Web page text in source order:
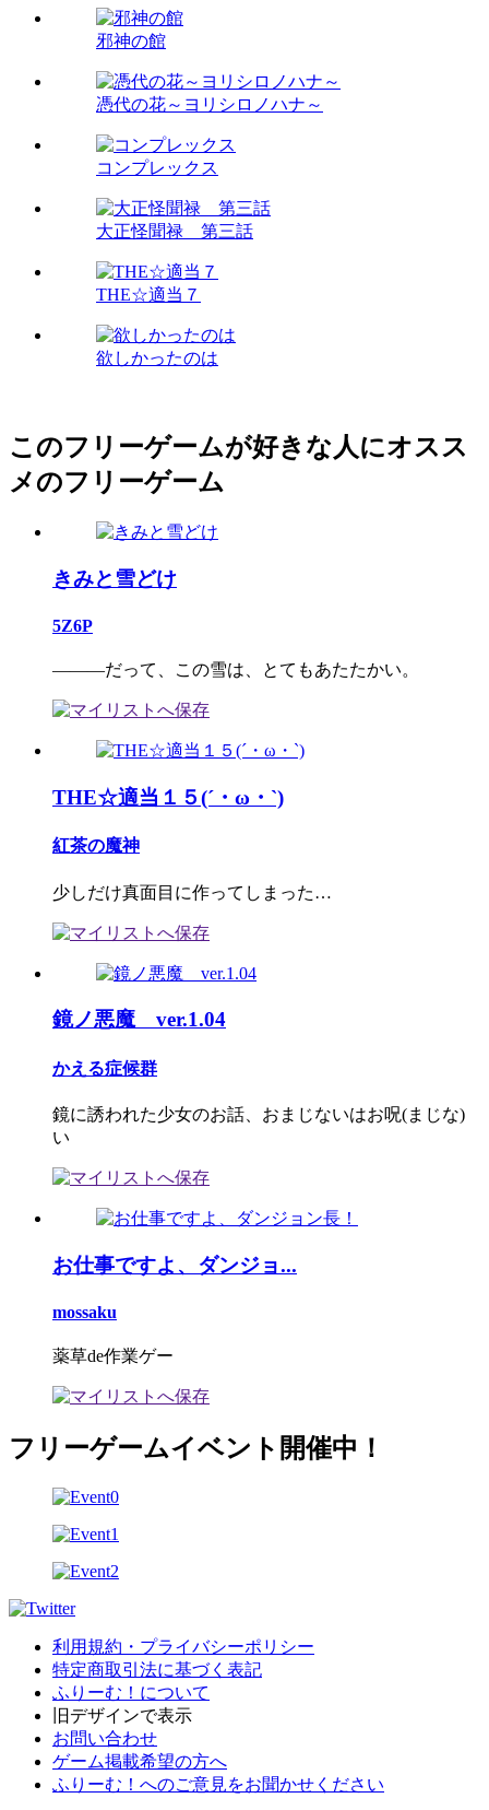
邪神の館
憑代の花～ヨリシロノハナ～
コンプレックス
大正怪聞禄 第三話
THE☆適当７
欲しかったのは
このフリーゲームが好きな人にオスス
メのフリーゲーム
きみと雪どけ
5Z6P
―――だって、この雪は、とてもあたたかい。
THE☆適当１５(´・ω・`)
紅茶の魔神
少しだけ真面目に作ってしまった…
鏡ノ悪魔 ver.1.04
かえる症候群
鏡に誘われた少女のお話、おまじないはお呪(まじな)
い
お仕事ですよ、ダンジョ...
mossaku
薬草de作業ゲー
フリーゲームイベント開催中！
利用規約・プライバシーポリシー
特定商取引法に基づく表記
ふりーむ！について
旧デザインで表示
お問い合わせ
ゲーム掲載希望の方へ
ふりーむ！へのご意見をお聞かせください